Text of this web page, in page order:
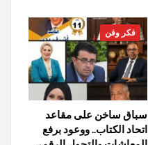
فكر وفن
سباق ساخن على مقاعد
اتحاد الكتاب.. ووعود برفع